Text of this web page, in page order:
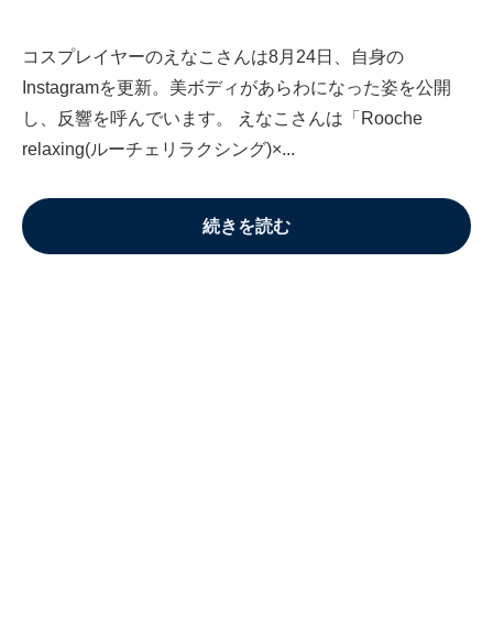
コスプレイヤーのえなこさんは8月24日、自身の
Instagramを更新。美ボディがあらわになった姿を公開
し、反響を呼んでいます。 えなこさんは「Rooche
relaxing(ルーチェリラクシング)×...
続きを読む